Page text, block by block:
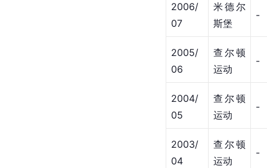
2006/
07
米德尔
斯堡
-
2005/
06
查尔顿
运动
-
2004/
05
查尔顿
运动
-
2003/
04
查尔顿
运动
-